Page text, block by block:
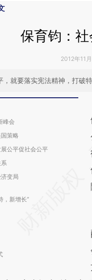
保育钧：
2012年11
，就要落实宪法精神，打破
峰会
策略
公平促社会公平
变局
，新增长”